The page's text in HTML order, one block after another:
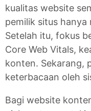
kualitas website
pemilik situs hanya
Setelah itu, fokus
Core Web Vitals,
konten. Sekarang,
keterbacaan oleh
Bagi website